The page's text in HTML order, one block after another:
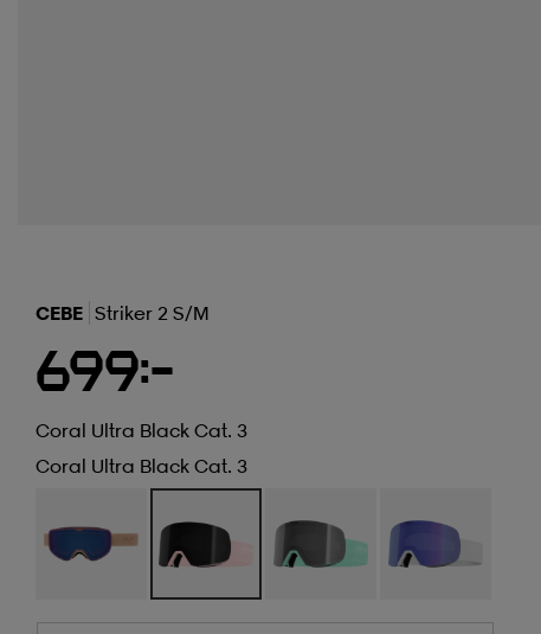
CEBE Striker 2 S/m
699:-
Coral Ultra Black Cat. 3
Coral Ultra Black Cat. 3